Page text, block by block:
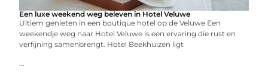
Een luxe weekend weg beleven in Hotel Veluwe
Ultiem genieten in een boutique hotel op de Veluwe Een
weekendje weg naar Hotel Veluwe is een ervaring die rust en
verfijning samenbrengt. Hotel Beekhuizen ligt
...